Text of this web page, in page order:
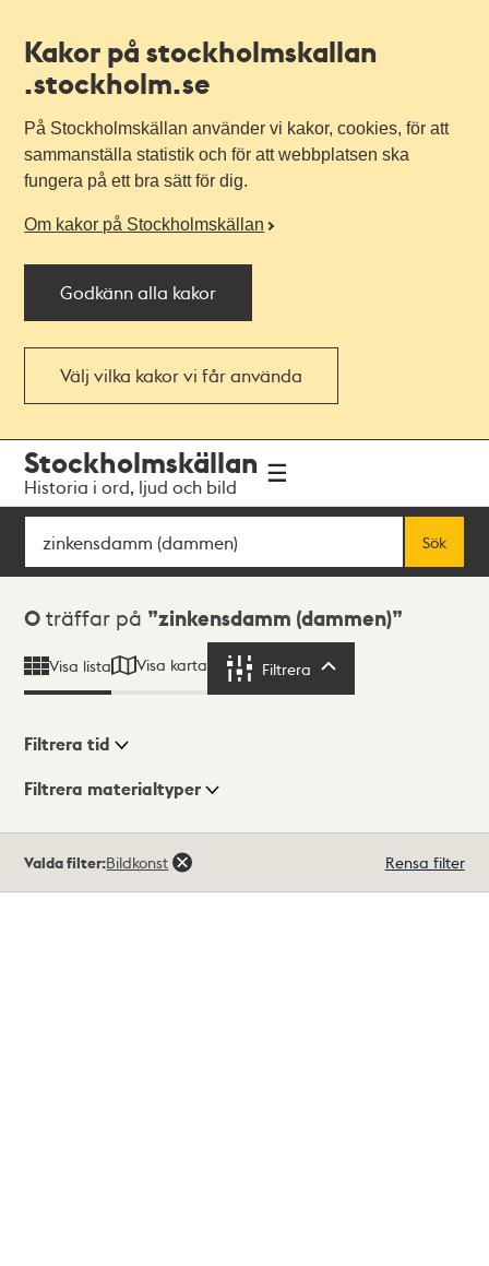
Kakor på stockholmskallan
.stockholm.se
På Stockholmskällan använder vi kakor, cookies, för att
sammanställa statistik och för att webbplatsen ska
fungera på ett bra sätt för dig.
Om kakor på Stockholmskällan
Godkänn alla kakor
Välj vilka kakor vi får använda
navigationen
huvudinnehållet
Stockholmskällan
Historia i ord, ljud och bild
Sök
Sök
Sökresultat
0 träffar på zinkensdamm (dammen)
Visa lista Visa karta Filtrera
Visningsläge
Filtrera tid
Filtrera materialtyper
träffar
Valda filter:Bildkonst Rensa filter